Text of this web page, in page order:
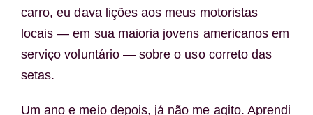
carro, eu dava lições aos meus motoristas
locais — em sua maioria jovens americanos em
serviço voluntário — sobre o uso correto das
setas.
Um ano e meio depois, já não me agito. Aprendi